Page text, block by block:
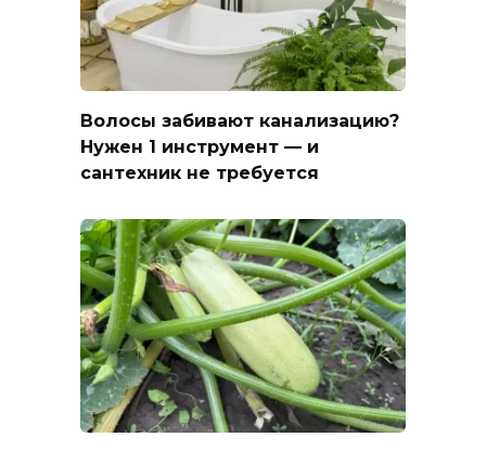
Волосы забивают канализацию?
Нужен 1 инструмент — и
сантехник не требуется